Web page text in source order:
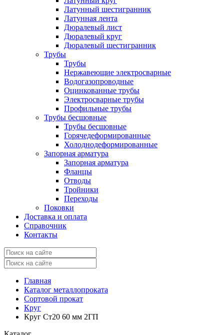
Латунный шестигранник
Латунная лента
Дюралевый лист
Дюралевый круг
Дюралевый шестигранник
Трубы
Трубы
Нержавеющие электросварные
Водогазопроводные
Оцинкованные трубы
Электросварные трубы
Профильные трубы
Трубы бесшовные
Трубы бесшовные
Горячедеформированные
Холоднодеформированные
Запорная арматура
Запорная арматура
Фланцы
Отводы
Тройники
Переходы
Поковки
Доставка и оплата
Справочник
Контакты
Главная
Каталог металлопроката
Сортовой прокат
Круг
Круг Ст20 60 мм 2ГП